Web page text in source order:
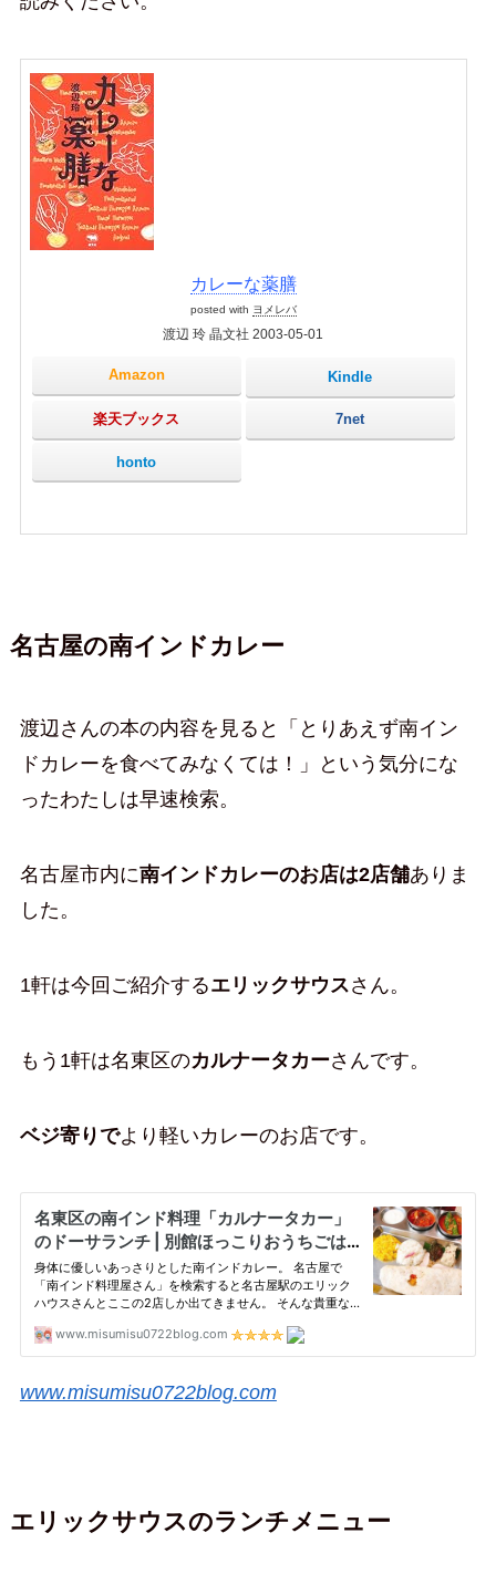
カレーな薬膳
posted with ヨメレバ
渡辺 玲 晶文社 2003-05-01
Amazon Kindle
楽天ブックス 7net
honto
名古屋の南インドカレー
渡辺さんの本の内容を見ると「とりあえず南イン
ドカレーを食べてみなくては！」という気分にな
ったわたしは早速検索。
名古屋市内に南インドカレーのお店は2店舗ありま
した。
1軒は今回ご紹介するエリックサウスさん。
もう1軒は名東区のカルナータカーさんです。
ベジ寄りでより軽いカレーのお店です。
www.misumisu0722blog.com
エリックサウスのランチメニュー